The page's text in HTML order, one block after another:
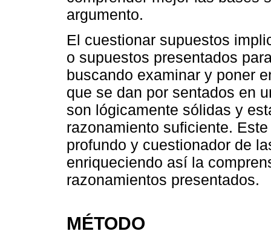
argumento.
El cuestionar supuestos
o supuestos presentados
buscando examinar y poner
que se dan por sentados en
son lógicamente sólidas y
razonamiento suficiente.
profundo y cuestionador de
enriqueciendo así la
razonamientos presentados.
MÉTODO